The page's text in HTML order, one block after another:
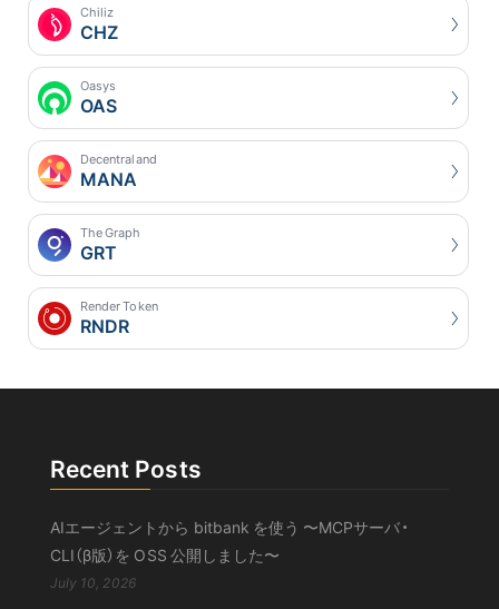
Chiliz
CHZ
Oasys
OAS
Decentraland
MANA
The Graph
GRT
Render Token
RNDR
Recent Posts
AIエージェントから bitbank を使う 〜MCPサーバ・
CLI（β版）を OSS 公開しました〜
July 10, 2026